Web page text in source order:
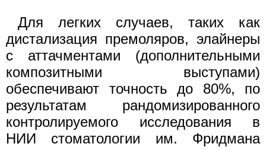
Для легких случаев, таких как
дистализация премоляров, элайнеры
с аттачментами (дополнительными
композитными выступами)
обеспечивают точность до 80%, по
результатам рандомизированного
контролируемого исследования в
НИИ стоматологии им. Фридмана